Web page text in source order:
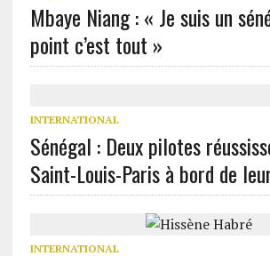
Mbaye Niang : « Je suis un
point c’est tout »
INTERNATIONAL
Sénégal : Deux pilotes
Saint-Louis-Paris à bord de
INTERNATIONAL